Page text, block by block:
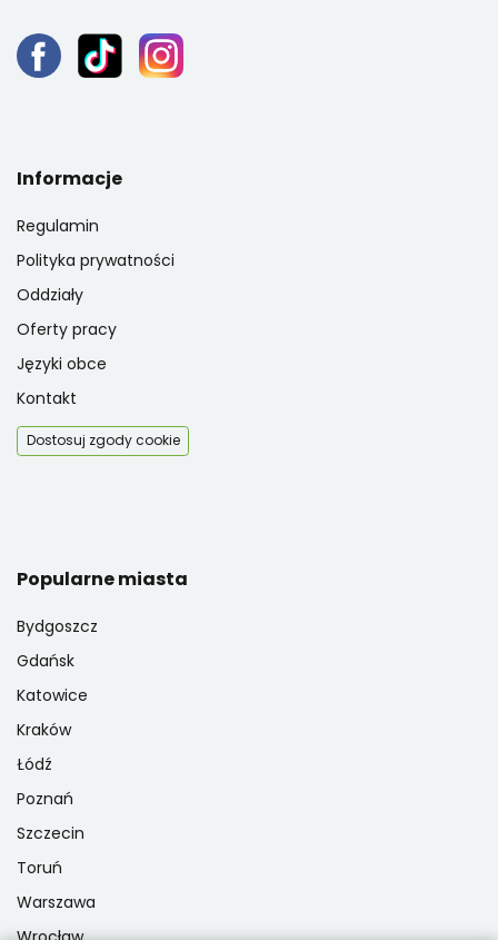
Informacje
Regulamin
Polityka prywatności
Oddziały
Oferty pracy
Języki obce
Kontakt
Dostosuj zgody cookie
Popularne miasta
Bydgoszcz
Gdańsk
Katowice
Kraków
Łódź
Poznań
Szczecin
Toruń
Warszawa